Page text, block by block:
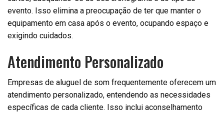
evento. Isso elimina a preocupação de ter que manter o
equipamento em casa após o evento, ocupando espaço e
exigindo cuidados.
Atendimento Personalizado
Empresas de aluguel de som frequentemente oferecem um
atendimento personalizado, entendendo as necessidades
específicas de cada cliente. Isso inclui aconselhamento